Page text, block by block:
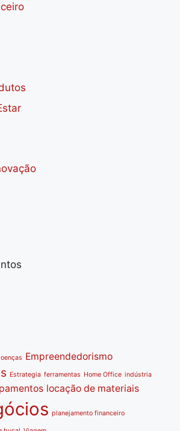
Empreendedorismo
Estrategia ferramentas Home Office indústria
locação de materiais
planejamento financeiro